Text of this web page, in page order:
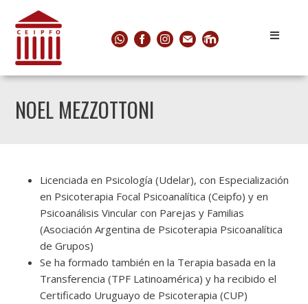
NOEL MEZZOTTONI
Licenciada en Psicología (Udelar), con Especialización
en Psicoterapia Focal Psicoanalítica (Ceipfo) y en
Psicoanálisis Vincular con Parejas y Familias
(Asociación Argentina de Psicoterapia Psicoanalítica
de Grupos)
Se ha formado también en la Terapia basada en la
Transferencia (TPF Latinoamérica) y ha recibido el
Certificado Uruguayo de Psicoterapia (CUP)